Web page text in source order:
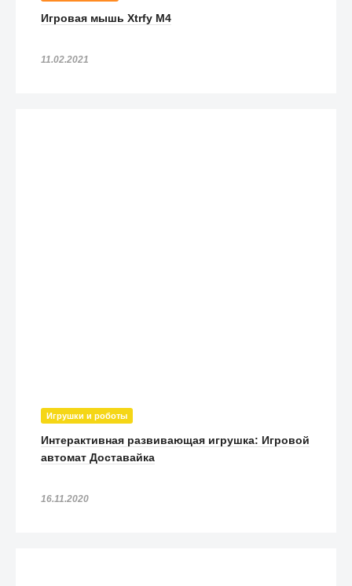
Игровая мышь Xtrfy M4
11.02.2021
Игрушки и роботы
Интерактивная развивающая игрушка: Игровой
автомат Доставайка
16.11.2020